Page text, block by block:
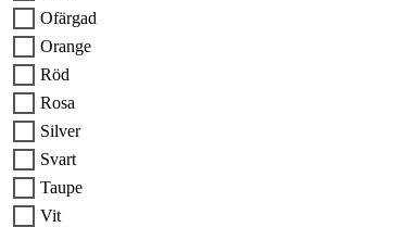
Ofärgad
Orange
Röd
Rosa
Silver
Svart
Taupe
Vit